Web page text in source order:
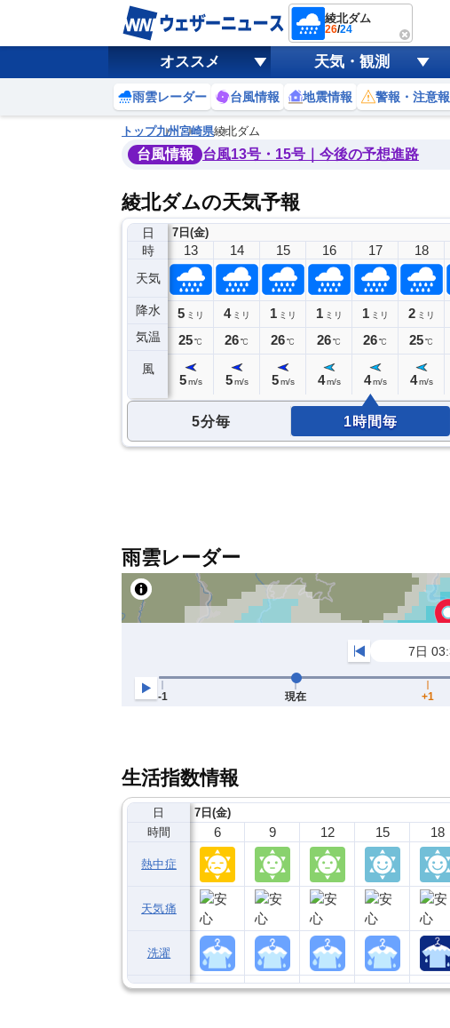
綾北ダム
26/24
オススメ 天気・観測
雨雲レーダー 台風情報 地震情報 警報・注意報
トップ九州宮崎県綾北ダム
台風情報 台風13号・15号｜今後の予想進路
綾北ダムの天気予報
日
時
天気
降水
気温
風
7日(金)
12
9ミリ
24℃
13
5 ミリ
25℃
5 m/s
14
4 ミリ
26℃
5 m/s
15
1 ミリ
26℃
5 m/s
16
1 ミリ
26℃
4 m/s
17
1 ミリ
26℃
4 m/s
18
2 ミリ
25℃
4 m/s
5分毎 1時間毎
雨雲レーダー
生活指数情報
日
時間
熱中症
天気痛
洗濯
7日(金)
6 9 12 15 18